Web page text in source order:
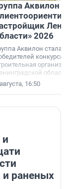
Аквилон
2026
Аквилон стала
конкурса
области
«Самый
16:50
раненых